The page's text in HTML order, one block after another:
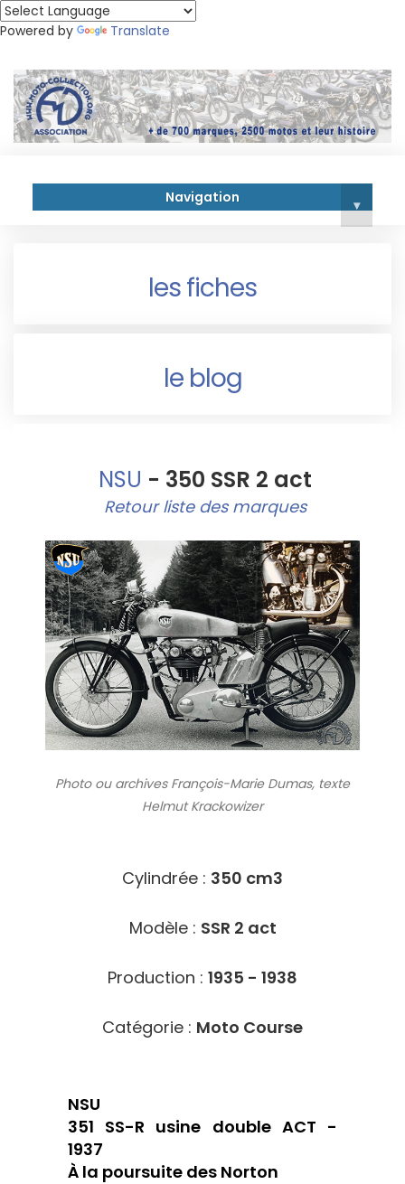
Powered by Translate
Navigation ▾
les fiches
le blog
NSU - 350 SSR 2 act
Retour liste des marques
Photo ou archivesFrançois-Marie Dumas, texte
Helmut Krackowizer
Cylindrée : 350 cm3
Modèle : SSR 2 act
Production : 1935 - 1938
Catégorie : Moto Course
NSU
351 SS-R usine double ACT -
1937
À la poursuite des Norton